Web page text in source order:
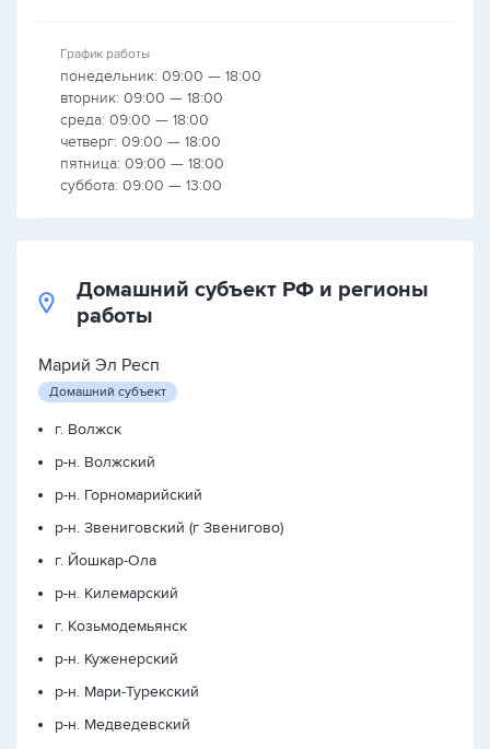
График работы
понедельник: 09:00 — 18:00
вторник: 09:00 — 18:00
среда: 09:00 — 18:00
четверг: 09:00 — 18:00
пятница: 09:00 — 18:00
суббота: 09:00 — 13:00
Домашний субъект РФ и регионы
работы
Марий Эл Респ
Домашний субъект
г. Волжск
р-н. Волжский
р-н. Горномарийский
р-н. Звениговский (г Звенигово)
г. Йошкар-Ола
р-н. Килемарский
г. Козьмодемьянск
р-н. Куженерский
р-н. Мари-Турекский
р-н. Медведевский